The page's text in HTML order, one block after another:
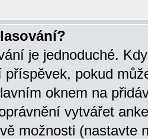
je jednoduché.
příspěvek, pokud
oknem na
vytvářet
možnosti (nastavte